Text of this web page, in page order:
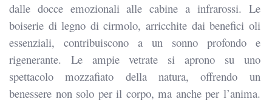
dalle docce emozionali alle cabine a infrarossi. Le
boiserie di legno di cirmolo, arricchite dai benefici oli
essenziali, contribuiscono a un sonno profondo e
rigenerante. Le ampie vetrate si aprono su uno
spettacolo mozzafiato della natura, offrendo un
benessere non solo per il corpo, ma anche per l’anima.